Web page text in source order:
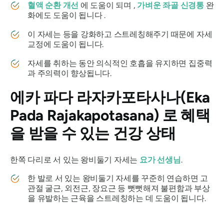
혈액 순환 개선 에 도움이 되며 , 가벼운 좌골 신경통완
화에도 도움이 됩니다 .
이 자세는 등을 강화하고 스트레칭해주기 때문에 자세
교정에 도움이 됩니다.
자세를 취하는 동안 의식적인 호흡을 유지하면 집중력
과 주의력이 향상됩니다.
에카 파다 라자카포타사나(Eka
Pada Rajakapotasana) 로 혜택
을 받을 수 있는 건강 상태
한쪽 다리로 서 있는 왕비둘기 자세는 요가 선생님.
한 발로 서 있는 왕비둘기 자세를 꾸준히 연습하면 고
관절 굴근, 외전근, 장요근 등 뻣뻣해져 불편함과 부상
을 유발하는 근육을 스트레칭하는 데 도움이 됩니다.